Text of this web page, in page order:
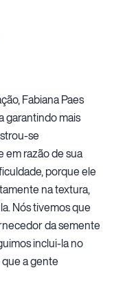
Fabiana Paes
garantindo mais
se
em razão de sua
porque ele
na textura,
Nós tivemos que
da semente
inclui-la no
a gente